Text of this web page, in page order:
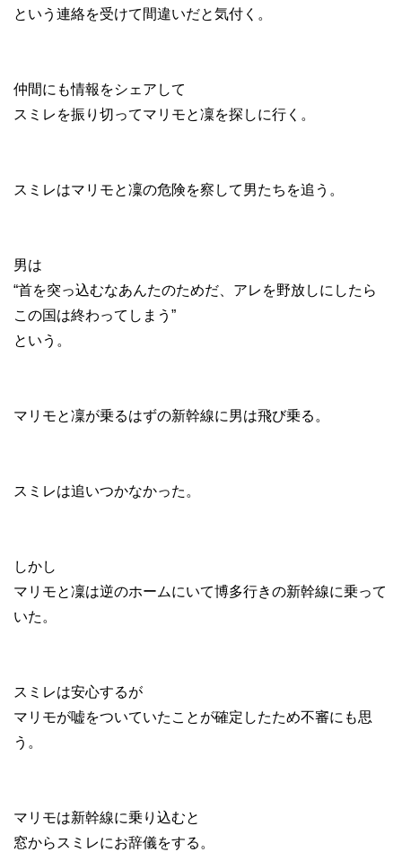
という連絡を受けて間違いだと気付く。
仲間にも情報をシェアして
スミレを振り切ってマリモと凜を探しに行く。
スミレはマリモと凜の危険を察して男たちを追う。
男は
“首を突っ込むなあんたのためだ、アレを野放しにしたら
この国は終わってしまう”
という。
マリモと凜が乗るはずの新幹線に男は飛び乗る。
スミレは追いつかなかった。
しかし
マリモと凜は逆のホームにいて博多行きの新幹線に乗って
いた。
スミレは安心するが
マリモが嘘をついていたことが確定したため不審にも思
う。
マリモは新幹線に乗り込むと
窓からスミレにお辞儀をする。